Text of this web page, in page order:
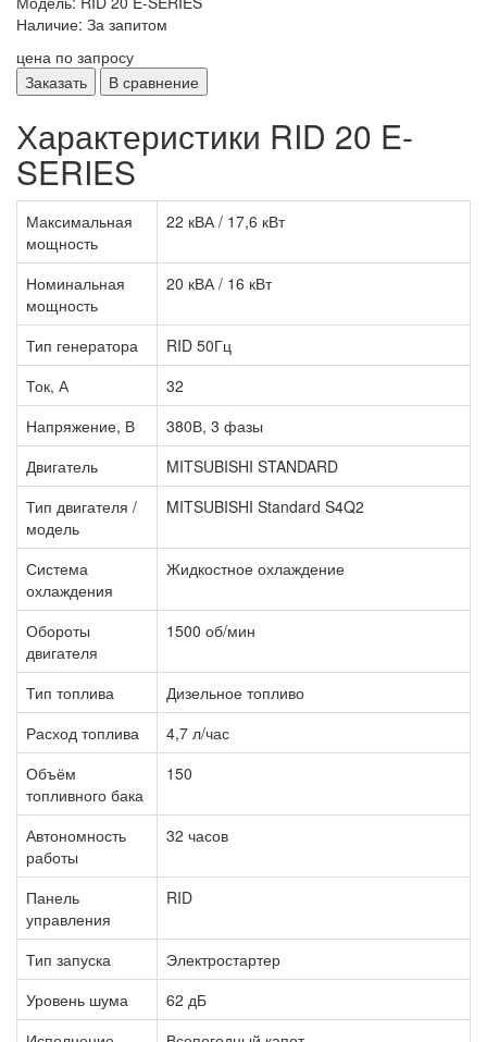
Наличие: За запитом
цена по запросу
Заказать
В сравнение
Характеристики RID 20 E-
SERIES
Максимальная
мощность
22 кВА / 17,6 кВт
Номинальная
мощность
20 кВА / 16 кВт
Тип генератора
RID 50Гц
Ток, А
32
Напряжение, В
380В, 3 фазы
Двигатель
MITSUBISHI STANDARD
Тип двигателя /
модель
MITSUBISHI Standard S4Q2
Система
охлаждения
Жидкостное охлаждение
Обороты
двигателя
1500 об/мин
Тип топлива
Дизельное топливо
Расход топлива
4,7 л/час
Объём
топливного бака
150
Автономность
работы
32 часов
Панель
управления
RID
Тип запуска
Электростартер
Уровень шума
62 дБ